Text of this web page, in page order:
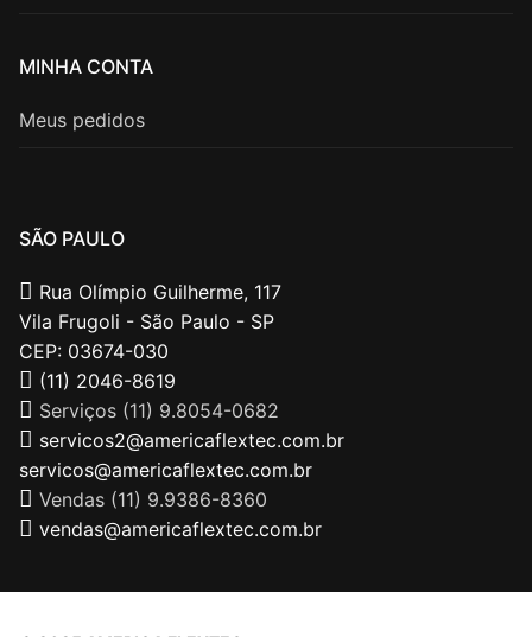
MINHA CONTA
Meus pedidos
SÃO PAULO
Rua Olímpio Guilherme, 117
Vila Frugoli - São Paulo - SP
CEP: 03674-030
(11) 2046-8619
Serviços (11) 9.8054-0682
servicos2@americaflextec.com.br
servicos@americaflextec.com.br
Vendas (11) 9.9386-8360
vendas@americaflextec.com.br